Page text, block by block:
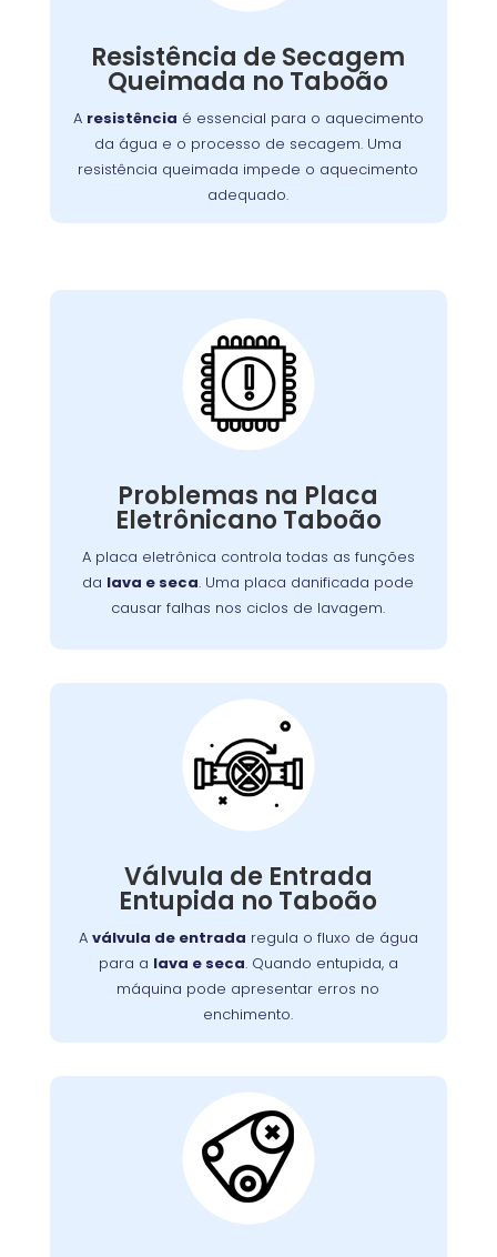
Resistência de Secagem
Queimada no Taboão
A resistência é essencial para o aquecimento
da água e o processo de secagem. Uma
resistência queimada impede o aquecimento
adequado.
A resistência de secagem é responsável pelo
aquecimento do ar dentro da
lava e seca
queimada, a máquina não seca as roupas
adequadamente. Isso pode ocorrer por
desgaste, sobrecarga ou acúmulo de fiapos.
Substituir a resistência é crucial para
restabelecer a função de secagem.
Problemas na Placa
Eletrônicano Taboão
A placa eletrônica controla todas as funções
da lava e seca. Uma placa danificada pode
causar falhas nos ciclos de lavagem.
Placa Eletrônica
Queimada:
A placa eletrônica controla todas as funções
. Uma placa danificada pode
ou na interface de controle.
Problemas
elétricos
ou picos de energia são causas
comuns. A reparação ou substituição garante
o controle adequado das funções da máquina.
Válvula de Entrada
Entupida no Taboão
A válvula de entrada regula o fluxo de água
para a lava e seca. Quando entupida, a
máquina pode apresentar erros no
enchimento.
Válvula de Entrada de
Água Entupida
A válvula de entrada regula o fluxo de água
máquina pode apresentar erros no
enchimento ou não iniciar o ciclo de lavagem.
comuns. Limpeza ou substituição da válvula é
necessária para o fluxo adequado de água.
Correia do Tambor
Desgastada: